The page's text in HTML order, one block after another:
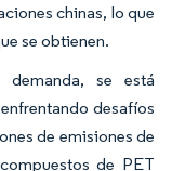
chinas, lo que
se obtienen.
se está
desafíos
de emisiones de
de PET